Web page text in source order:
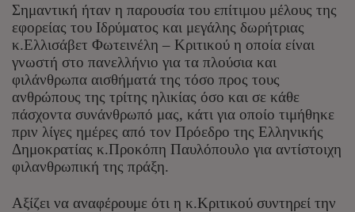
Σημαντική ήταν η παρουσία του επίτιμου μέλους της
εφορείας του Ιδρύματος και μεγάλης δωρήτριας
κ.Ελλισάβετ Φωτεινέλη – Κριτικού η οποία είναι
γνωστή στο πανελλήνιο για τα πλούσια και
φιλάνθρωπα αισθήματά της τόσο προς τους
ανθρώπους της τρίτης ηλικίας όσο και σε κάθε
πάσχοντα συνάνθρωπό μας, κάτι για οποίο τιμήθηκε
πριν λίγες ημέρες από τον Πρόεδρο της Ελληνικής
Δημοκρατίας κ.Προκόπη Παυλόπουλο για αντίστοιχη
φιλανθρωπική της πράξη.
Αξίζει να αναφέρουμε ότι η κ.Κριτικού συντηρεί την